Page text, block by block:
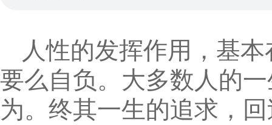
人性的发挥作用，基
要么自负。大多数人的
为。终其一生的追求，